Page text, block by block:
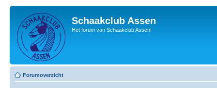
Schaakclub Assen
Het forum van Schaakclub Assen!
Forumoverzicht